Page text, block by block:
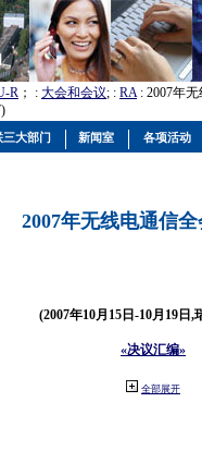
R ； : 大会和会议; : RA: 2007年
2007年无线电通信
(2007年10月15日-10月19日,
«决议汇编»
全部展开
三大部门 新闻室 各项活动